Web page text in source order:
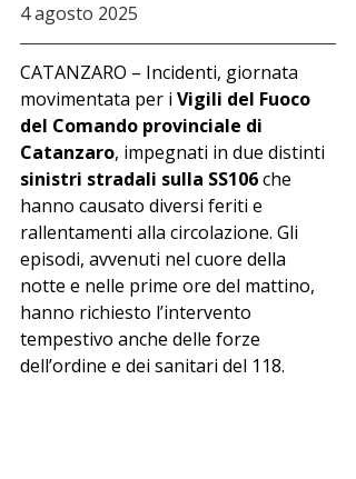
4 agosto 2025
CATANZARO – Incidenti, giornata
movimentata per i Vigili del Fuoco
del Comando provinciale di
Catanzaro, impegnati in due distinti
sinistri stradali sulla SS106 che
hanno causato diversi feriti e
rallentamenti alla circolazione. Gli
episodi, avvenuti nel cuore della
notte e nelle prime ore del mattino,
hanno richiesto l’intervento
tempestivo anche delle forze
dell’ordine e dei sanitari del 118.